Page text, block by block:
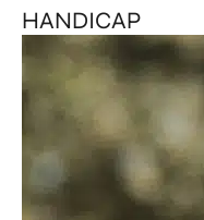
HANDICAP